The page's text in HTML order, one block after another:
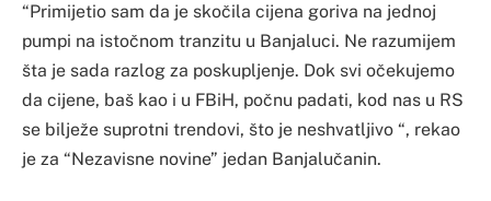
“Primijetio sam da je skočila cijena goriva na jednoj
pumpi na istočnom tranzitu u Banjaluci. Ne razumijem
šta je sada razlog za poskupljenje. Dok svi očekujemo
da cijene, baš kao i u FBiH, počnu padati, kod nas u RS
se bilježe suprotni trendovi, što je neshvatljivo “, rekao
je za “Nezavisne novine” jedan Banjalučanin.